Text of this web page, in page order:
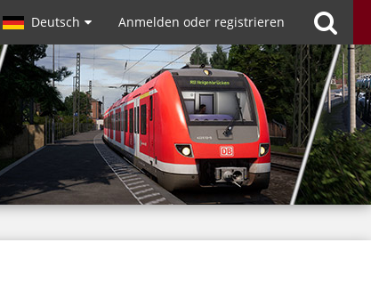
Deutsch Anmelden oder registrieren